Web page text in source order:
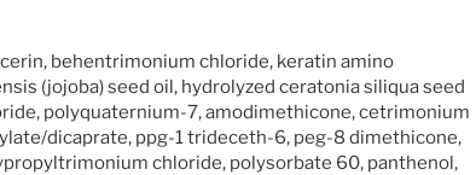
behentrimonium chloride, keratin amino
(jojoba) seed oil, hydrolyzed ceratonia siliqua seed
polyquaternium-7, amodimethicone, cetrimonium
dicaprate, ppg-1 trideceth-6, peg-8 dimethicone,
chloride, polysorbate 60, panthenol,